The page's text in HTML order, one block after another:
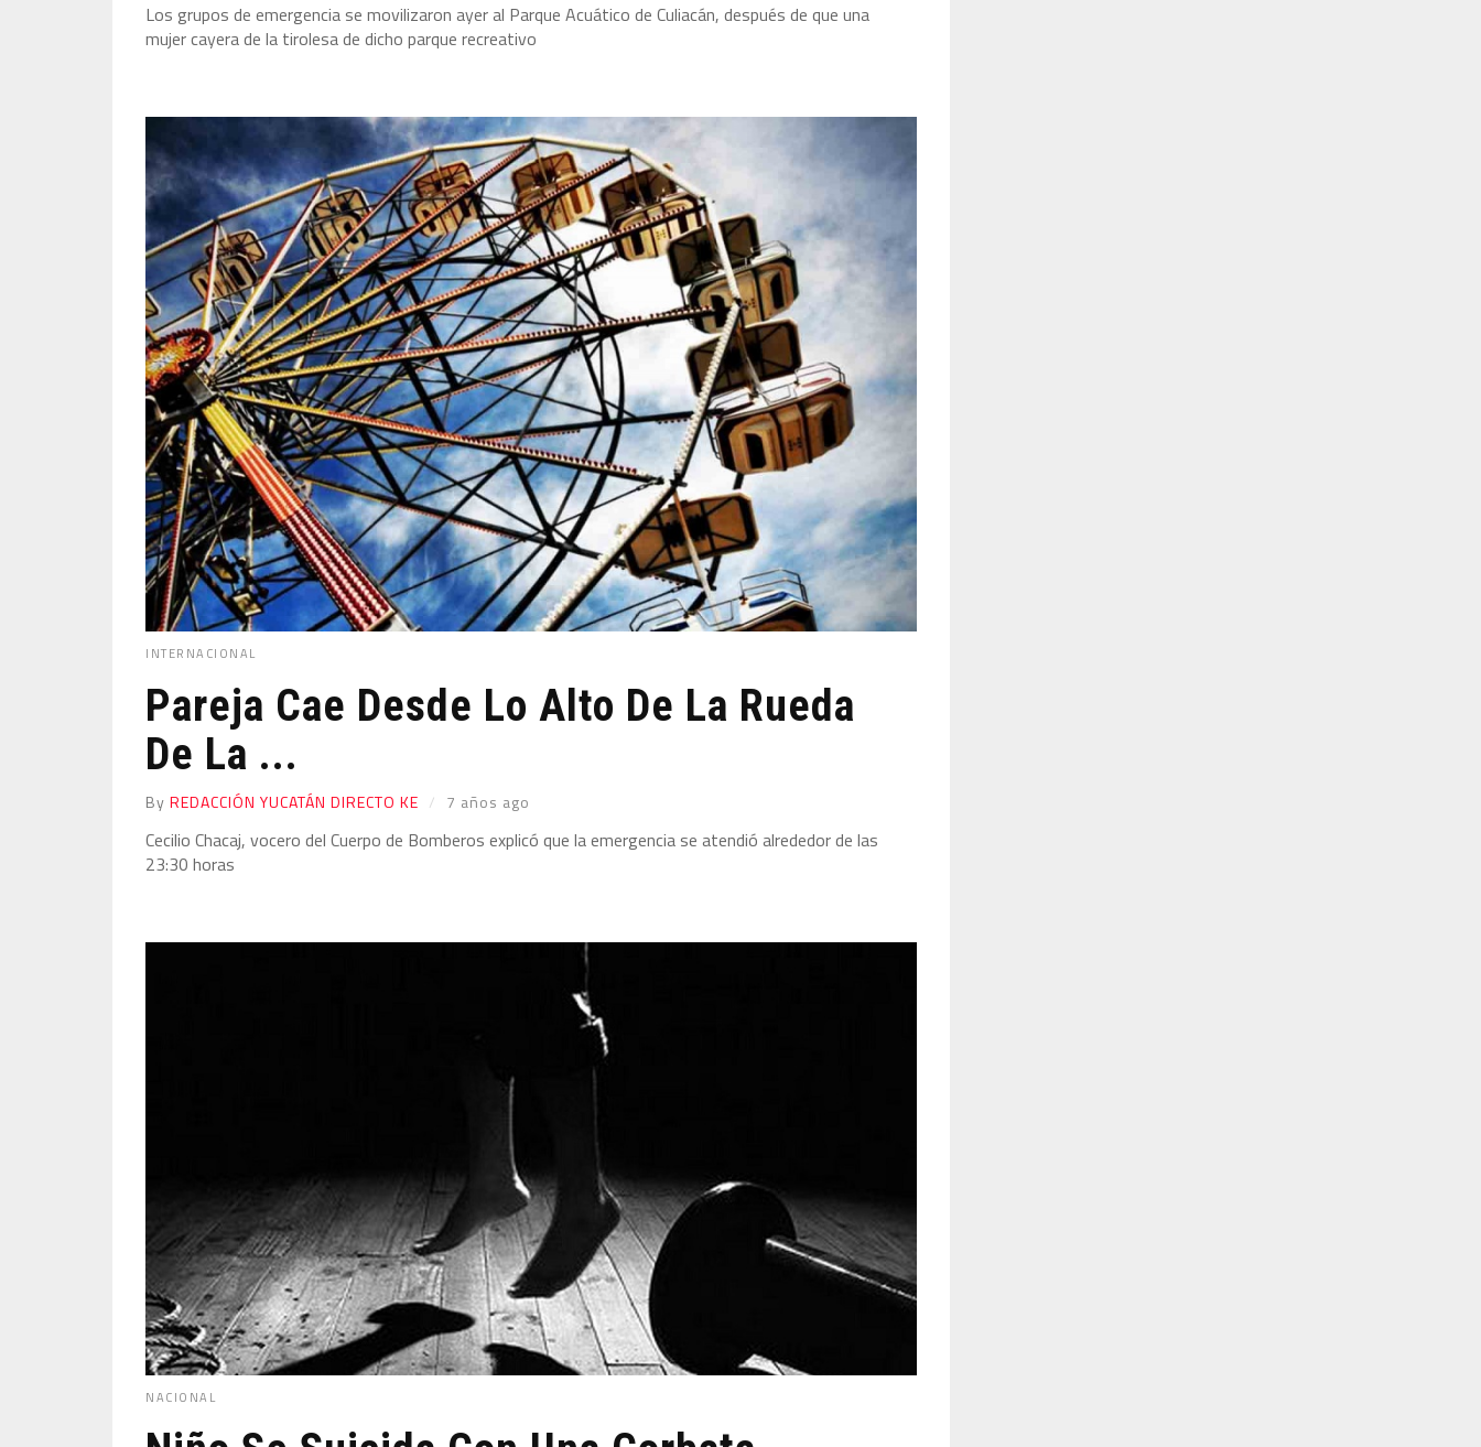
Los grupos de emergencia se movilizaron ayer al Parque Acuático de Culiacán, después de que una
mujer cayera de la tirolesa de dicho parque recreativo
INTERNACIONAL
Pareja Cae Desde Lo Alto De La Rueda
De La ...
By REDACCIÓN YUCATÁN DIRECTO KE 7 años ago
Cecilio Chacaj, vocero del Cuerpo de Bomberos explicó que la emergencia se atendió alrededor de las
23:30 horas
NACIONAL